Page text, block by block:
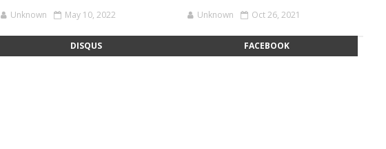
Unknown May 10, 2022 Unknown Oct 26, 2021
DISQUS FACEBOOK